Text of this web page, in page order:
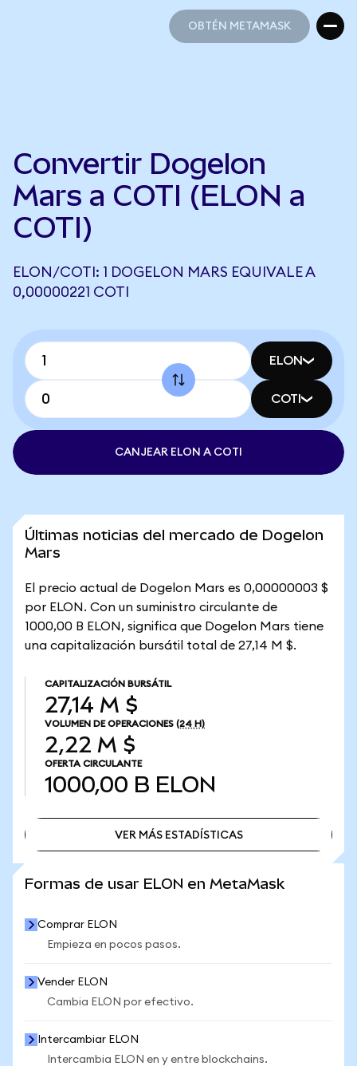
OBTÉN METAMASK
Convertir Dogelon
Mars a COTI (ELON a
COTI)
ELON/COTI: 1 DOGELON MARS EQUIVALE A
0,00000221 COTI
ELON
COTI
CANJEAR ELON A COTI
Últimas noticias del mercado de Dogelon
Mars
El precio actual de Dogelon Mars es 0,00000003 $
por ELON. Con un suministro circulante de
1000,00 B ELON, significa que Dogelon Mars tiene
una capitalización bursátil total de 27,14 M $.
CAPITALIZACIÓN BURSÁTIL
27,14 M $
VOLUMEN DE OPERACIONES (24 H)
2,22 M $
OFERTA CIRCULANTE
1000,00 B ELON
VER MÁS ESTADÍSTICAS
Formas de usar ELON en MetaMask
Comprar ELON
Empieza en pocos pasos.
Vender ELON
Cambia ELON por efectivo.
Intercambiar ELON
Intercambia ELON en y entre blockchains.